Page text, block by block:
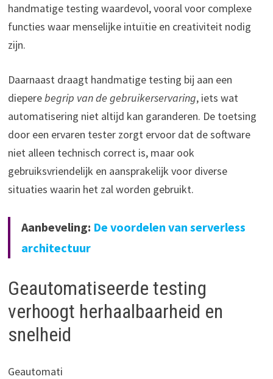
handmatige testing waardevol, vooral voor complexe
functies waar menselijke intuïtie en creativiteit nodig
zijn.
Daarnaast draagt handmatige testing bij aan een
dieperebegrip van de gebruikerservaring, iets wat
automatisering niet altijd kan garanderen. De toetsing
door een ervaren tester zorgt ervoor dat de software
niet alleen technisch correct is, maar ook
gebruiksvriendelijk en aansprakelijk voor diverse
situaties waarin het zal worden gebruikt.
Aanbeveling: De voordelen van serverless
architectuur
Geautomatiseerde testing
verhoogt herhaalbaarheid en
snelheid
Geautomati